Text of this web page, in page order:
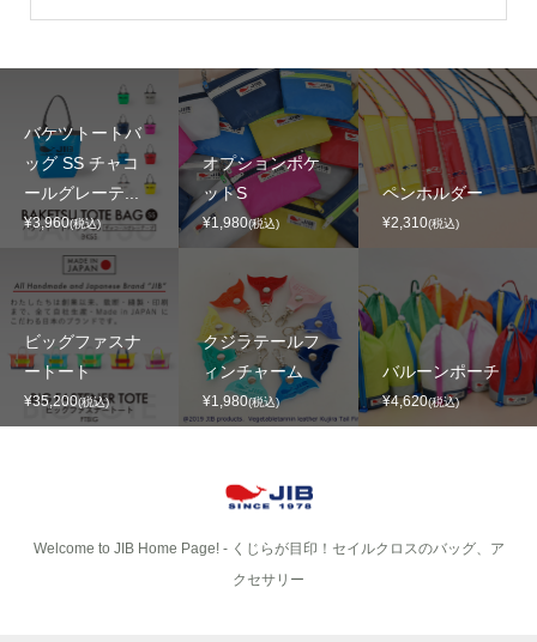
バケツトートバ
ッグ SS チャコ
ールグレーテ...
¥3,960(税込)
オプションポケ
ットS
¥1,980(税込)
ペンホルダー
¥2,310(税込)
ビッグファスナ
ートート
¥35,200(税込)
クジラテールフ
ィンチャーム
¥1,980(税込)
バルーンポーチ
¥4,620(税込)
Welcome to JIB Home Page! ‐ くじらが目印！セイルクロスのバッグ、ア
クセサリー